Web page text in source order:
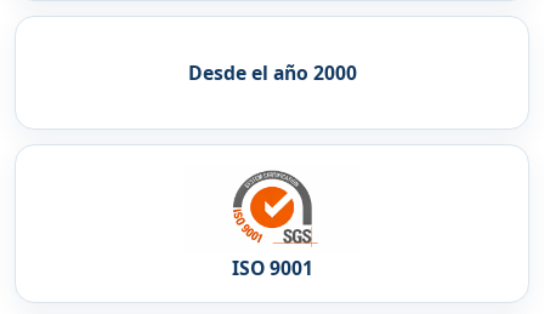
Desde el año 2000
ISO 9001